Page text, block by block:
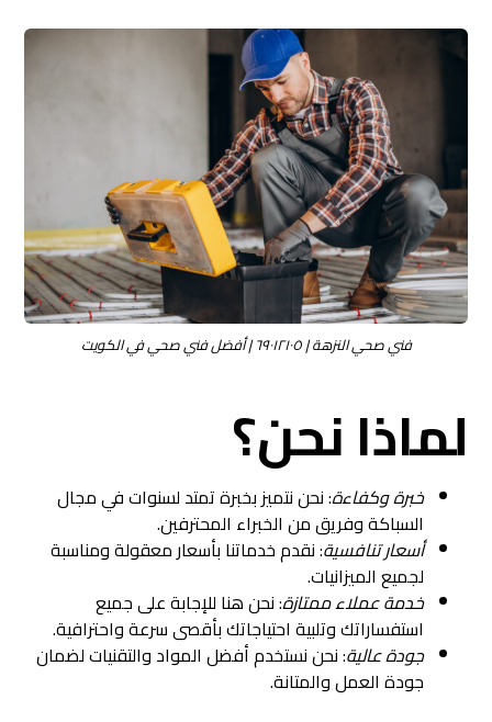
فني صحي النزهة | ٦٩٠١٢١٠٥ | أفضل فني صحي في الكويت
لماذا نحن؟
خبرة وكفاءة: نحن نتميز بخبرة تمتد لسنوات في مجال
السباكة وفريق من الخبراء المحترفين.
أسعار تنافسية: نقدم خدماتنا بأسعار معقولة ومناسبة
لجميع الميزانيات.
خدمة عملاء ممتازة: نحن هنا للإجابة على جميع
استفساراتك وتلبية احتياجاتك بأقصى سرعة واحترافية.
جودة عالية: نحن نستخدم أفضل المواد والتقنيات لضمان
جودة العمل والمتانة.